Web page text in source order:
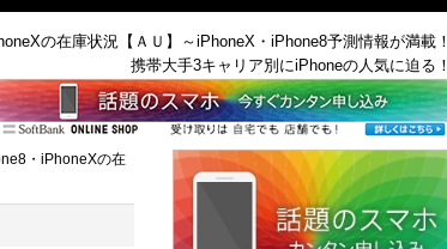
の在庫状況【ＡＵ】～iPhoneX・iPhone8予測情報が満載！
携帯大手3キャリア別にiPhoneの人気に迫る！
・iPhoneXの在